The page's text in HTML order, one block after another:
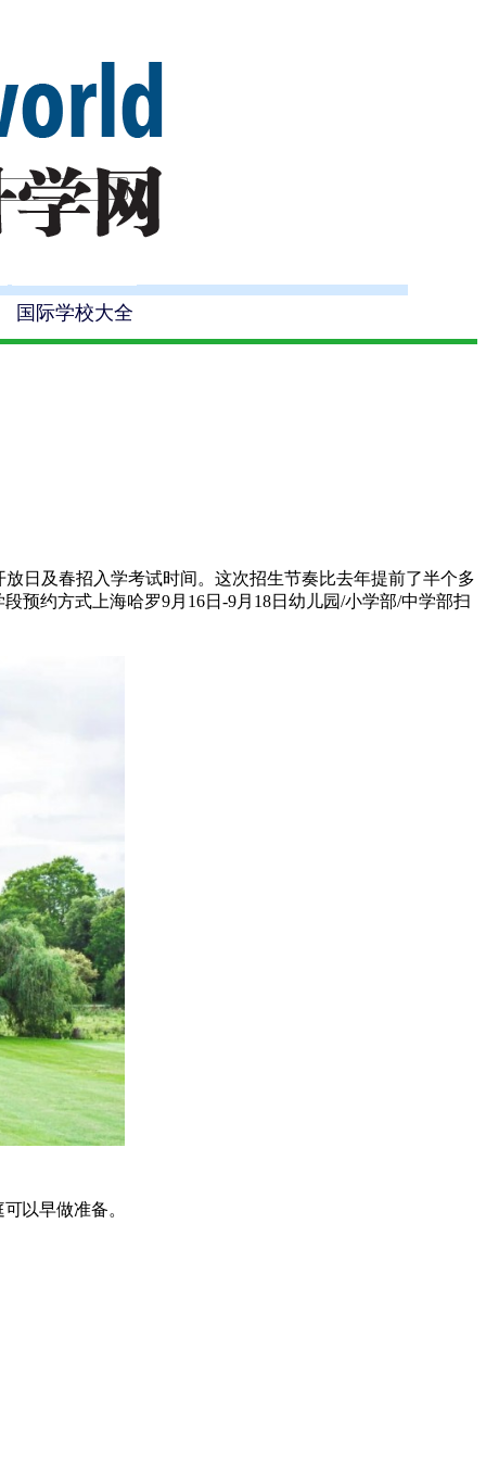
国际学校大全
日及春招入学考试时间。这次招生节奏比去年提前了半个多
预约方式上海哈罗9月16日-9月18日幼儿园/小学部/中学部扫
以早做准备。